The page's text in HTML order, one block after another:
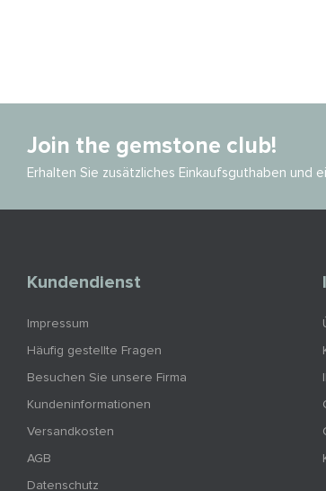
Join the gemstone club!
Erhalten Sie zusätzliches Einkaufsguthaben und
Kundendienst
Impressum
Häufig gestellte Fragen
Besuchen Sie unsere Firma
Kundeninformationen
Versandkosten
AGB
Datenschutz